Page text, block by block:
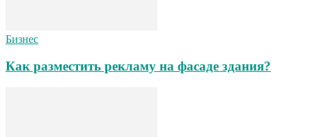
Бизнес
Как разместить рекламу на фасаде здания?